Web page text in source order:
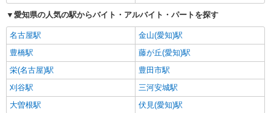
愛知県の人気の駅からバイト・アルバイト・パートを探す
名古屋駅
金山(愛知)駅
豊橋駅
藤が丘(愛知)駅
栄(名古屋)駅
豊田市駅
刈谷駅
三河安城駅
大曽根駅
伏見(愛知)駅